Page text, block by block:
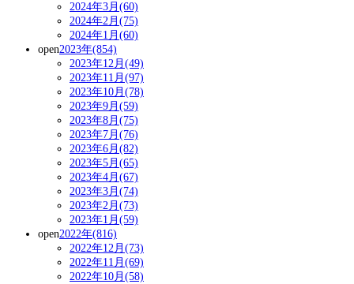
2024年3月(60)
2024年2月(75)
2024年1月(60)
open2023年(854)
2023年12月(49)
2023年11月(97)
2023年10月(78)
2023年9月(59)
2023年8月(75)
2023年7月(76)
2023年6月(82)
2023年5月(65)
2023年4月(67)
2023年3月(74)
2023年2月(73)
2023年1月(59)
open2022年(816)
2022年12月(73)
2022年11月(69)
2022年10月(58)